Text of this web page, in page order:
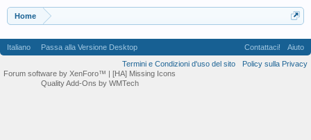
Home
Italiano Passa alla Versione Desktop Contattaci!
Aiuto
Termini e Condizioni d'uso del sito
Policy sulla Privacy
Forum software by XenForo™ | [HA] Missing Icons
Quality Add-Ons by WMTech